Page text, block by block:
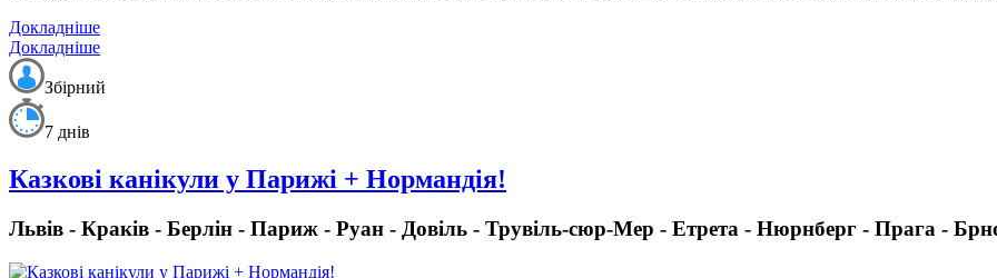
Докладніше
Докладніше
Збірний
7 днів
Казкові канікули у Парижі + Нормандія!
Львів - Краків - Берлін - Париж - Руан - Довіль - Трувіль-сюр-Мер - Етрета - Нюрнберг - Прага -